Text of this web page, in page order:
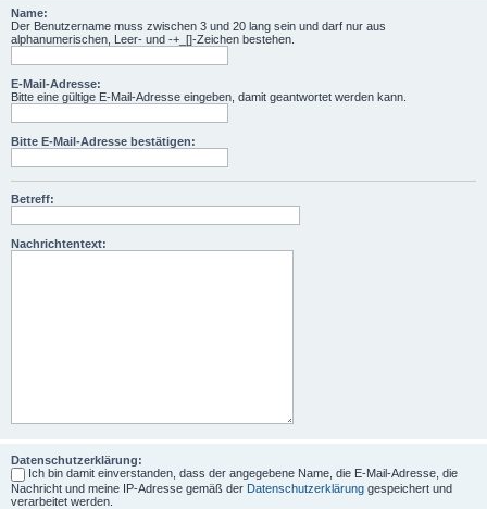
Name:
Der Benutzername muss zwischen 3 und 20 lang sein und darf nur aus
alphanumerischen, Leer- und -+_[]-Zeichen bestehen.
E-Mail-Adresse:
Bitte eine gültige E-Mail-Adresse eingeben, damit geantwortet werden kann.
Bitte E-Mail-Adresse bestätigen:
Betreff:
Nachrichtentext:
Datenschutzerklärung:
Ich bin damit einverstanden, dass der angegebene Name, die E-Mail-Adresse, die
Nachricht und meine IP-Adresse gemäß der Datenschutzerklärung gespeichert und
verarbeitet werden.